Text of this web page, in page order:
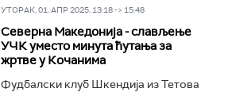
УТОРАК, 01. АПР 2025, 13:18 -> 15:48
Северна Македонија - слављење
УЧК уместо минута ћутања за
жртве у Кочанима
Фудбалски клуб Шкендија из Тетова